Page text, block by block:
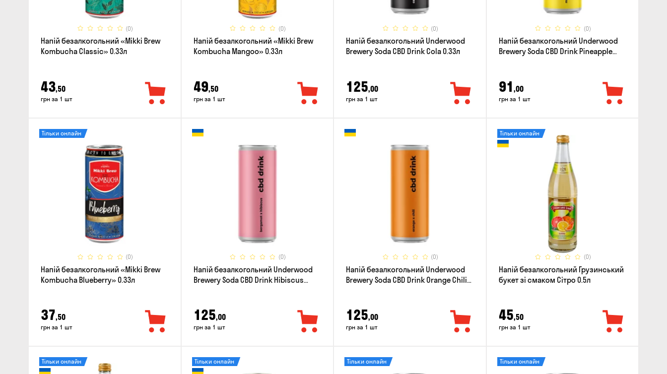
(0)
Напій безалкогольний «Mikki Brew
Kombucha Classic» 0.33л
43,50
грн за 1 шт
(0)
Напій безалкогольний «Mikki Brew
Kombucha Mangoo» 0.33л
49,50
грн за 1 шт
(0)
Напій безалкогольний Underwood
Brewery Soda CBD Drink Cola 0.33л
125,00
грн за 1 шт
(0)
Напій безалкогольний Underwood
Brewery Soda CBD Drink Pineapple
91 ,00
грн за 1 шт
(0)
Тільки онлайн
Напій безалкогольний «Mikki Brew
Kombucha Blueberry» 0.33л
37,50
грн за 1 шт
(0)
Напій безалкогольний Underwood
Brewery Soda CBD Drink Hibiscus
125,00
грн за 1 шт
(0)
Напій безалкогольний Underwood
Brewery Soda CBD Drink Orange Chili
125,00
грн за 1 шт
(0)
Тільки онлайн
Напій безалкогольний Грузинський
букет зі смаком Сітро 0.5л
45,50
грн за 1 шт
Тільки онлайн Тільки онлайн Тільки онлайн Тільки онлайн